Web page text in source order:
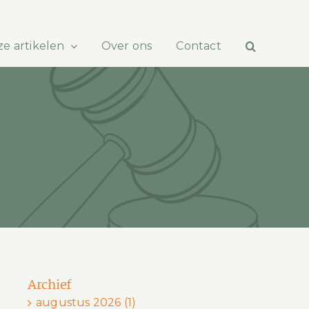
artikelen Over ons Contact
Archief
augustus 2026 (1)